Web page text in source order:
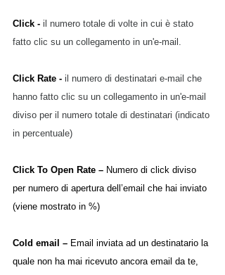
Click - il numero totale di volte in cui è stato
fatto clic su un collegamento in un'e-mail.
Click Rate - il numero di destinatari e-mail che
hanno fatto clic su un collegamento in un'e-mail
diviso per il numero totale di destinatari (indicato
in percentuale)
Click To Open Rate – Numero di click diviso
per numero di apertura dell’email che hai inviato
(viene mostrato in %)
Cold email – Email inviata ad un destinatario la
quale non ha mai ricevuto ancora email da te,